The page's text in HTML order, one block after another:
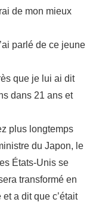
de mon mieux
parlé de ce jeune
que je lui ai dit
dans 21 ans et
plus longtemps
du Japon, le
États-Unis se
transformé en
a dit que c’était